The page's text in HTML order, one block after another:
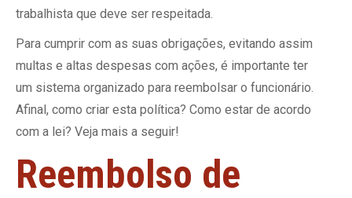
trabalhista que deve ser respeitada.
Para cumprir com as suas obrigações, evitando assim
multas e altas despesas com ações, é importante ter
um sistema organizado para reembolsar o funcionário.
Afinal, como criar esta política? Como estar de acordo
com a lei? Veja mais a seguir!
Reembolso de